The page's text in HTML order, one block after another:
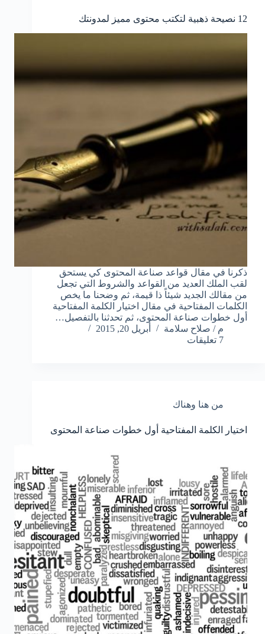
12 نصيحة ذهبية لتكتب محتوى مميز لمدونتك
ذكرنا في مقال قواعد صناعة المحتوى كي يستحق
لقب الملك العديد من القواعد والشروط التي تجعل
من مقالك الجديد شيئاً ذا قيمة، ثم وضحنا ما يخص
الكلمات المفتاحية في مقال اختيار الكلمة المفتاحية
أول خطوات صناعة المحتوى، ثم تحدثنا بالتفصيل…
م / صلاح سلامة
أبريل 20, 2015
7 تعليقات
من هنا وهناك
اختيار الكلمة المفتاحية أول خطوات صناعة المحتوى